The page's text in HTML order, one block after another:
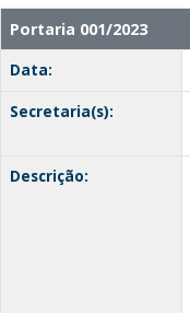
Portaria 001/2023
Data:
Secretaria(s):
Descrição: